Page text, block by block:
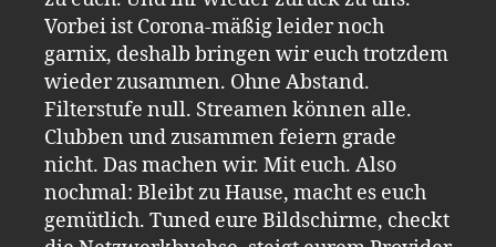
Vorbei ist Corona-mäßig leider noch
garnix, deshalb bringen wir euch trotzdem
wieder zusammen. Ohne Abstand.
Filterstufe null. Streamen können alle.
Clubben und zusammen feiern grade
nicht. Das machen wir. Mit euch. Also
nochmal: Bleibt zu Hause, macht es euch
gemütlich. Tuned eure Bildschirme, checkt